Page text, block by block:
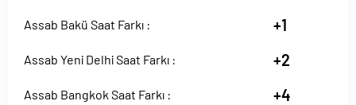
Assab Bakü Saat Farkı : +1
Assab Yeni Delhi Saat Farkı : +2
Assab Bangkok Saat Farkı : +4